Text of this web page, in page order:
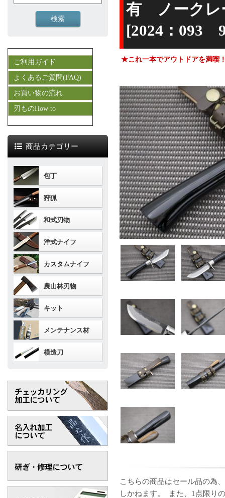
有 ノークレ
[2024：093
★これ一本でアウトドアを満喫
こちらの商品はセール品の為
しかねます。 また、1点限り
ご利用ガイド
よくあるご質問(FAQ)
お買い物の流れ
刃ものHow to
商品カテゴリー
包丁
狩猟
和式刃物
洋式ナイフ
カスタムナイフ
農山林刃物
キット
メンテナンス材
模造刀